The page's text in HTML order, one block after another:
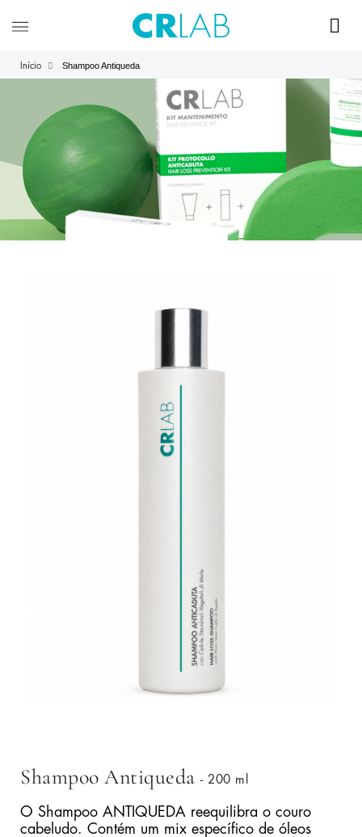
Início Shampoo Antiqueda
Shampoo Antiqueda - 200 ml
O Shampoo ANTIQUEDA reequilibra o couro
cabeludo. Contém um mix específico de óleos